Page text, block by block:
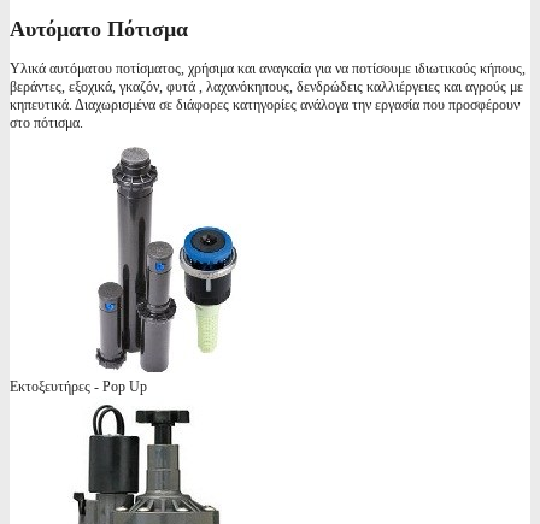
Αυτόματο Πότισμα
Υλικά αυτόματου ποτίσματος, χρήσιμα και αναγκαία για να ποτίσουμε ιδιωτικούς κήπους,
βεράντες, εξοχικά, γκαζόν, φυτά , λαχανόκηπους, δενδρώδεις καλλιέργειες και αγρούς με
κηπευτικά. Διαχωρισμένα σε διάφορες κατηγορίες ανάλογα την εργασία που προσφέρουν
στο πότισμα.
Εκτοξευτήρες - Pop Up